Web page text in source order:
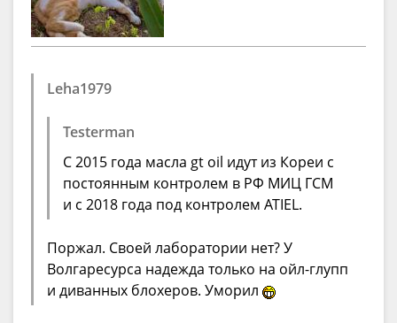
Leha1979
Testerman
С 2015 года масла gt oil идут из Кореи с
постоянным контролем в РФ МИЦ ГСМ
и с 2018 года под контролем ATIEL.
Поржал. Своей лаборатории нет? У
Волгаресурса надежда только на ойл-глупп
и диванных блохеров. Уморил